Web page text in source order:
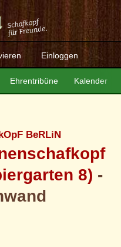
Einloggen
Ehrentribüne Kalender
BeRLiN
8) -